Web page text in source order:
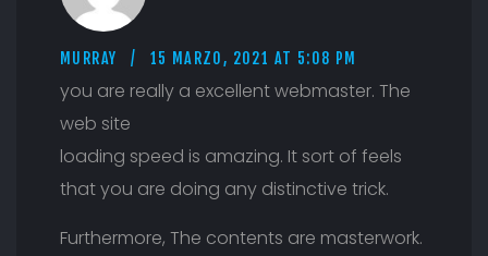
MURRAY 15 MARZO, 2021 AT 5:08 PM
you are really a excellent webmaster. The
web site
loading speed is amazing. It sort of feels
that you are doing any distinctive trick.
Furthermore, The contents are masterwork.